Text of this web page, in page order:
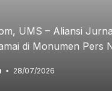
UMS – Aliansi
di Monumen Pers
28/07/2026